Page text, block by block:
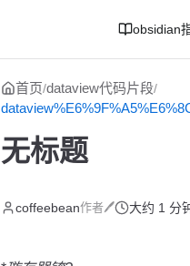
obsidian
首页/dataview代码片段/
无标题
coffeebean作者🖊 大约 1 分